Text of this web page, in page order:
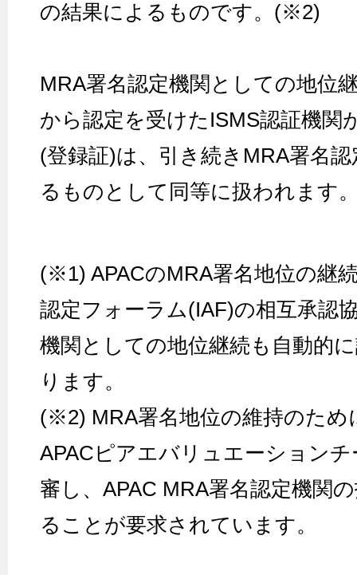
の結果によるものです。(※2)
MRA署名認定機関としての地位
から認定を受けたISMS認証機関
(登録証)は、引き続きMRA署名
るものとして同等に扱われます
(※1) APACのMRA署名地位の継
認定フォーラム(IAF)の相互承認
機関としての地位継続も自動的
ります。
(※2) MRA署名地位の維持のため
APACピアエバリュエーション
審し、APAC MRA署名認定機関
ることが要求されています。